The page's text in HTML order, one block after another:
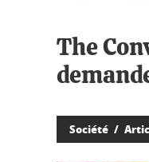
The
Société